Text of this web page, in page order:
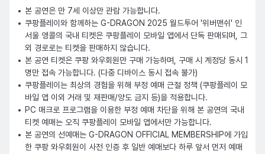
본 공연은 만 7세 이상만 관람 가능합니다.
쿠팡플레이와 함께하는 G-DRAGON 2025 월드투어 '위버맨쉬' 인
서울 앵콜의 국내 티켓은 쿠팡플레이 모바일 앱에서 단독 판매되며, 그
외 경로로는 티켓을 판매하지 않습니다.
본 공연 티켓은 쿠팡 와우회원만 구매 가능하며, 구매 시 계정당 동시 1
명만 접속 가능합니다. (다중 디바이스 동시 접속 불가)
쿠팡플레이는 최상의 경험을 위해 부정 예매 근절 정책 (쿠팡플레이 모
바일 앱 이외 거래 및 재판매/양도 금지 등)을 적용합니다.
PC 매크로 프로그램을 이용한 부정 예매 차단을 위해 본 공연의 국내
티켓 예매는 오직 쿠팡플레이 모바일 앱에서만 가능합니다.
본 공연의 선예매는 G-DRAGON OFFICIAL MEMBERSHIP에 가입
한 쿠팡 와우회원이 사전 인증 후 일반 예매보다 하루 앞서 먼저 예매